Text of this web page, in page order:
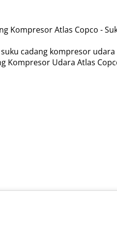
Kompresor Atlas Copco -
cadang kompresor
Kompresor Udara Atlas